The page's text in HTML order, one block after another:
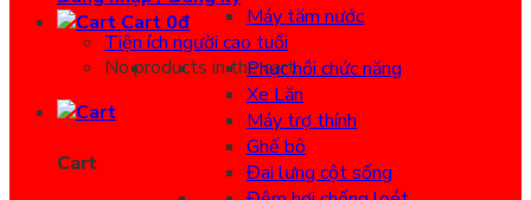
Cart 0đ
No products in the cart.
Cart
Máy tăm nước
Tiện ích người cao tuổi
Phục hồi chức năng
Xe Lăn
Máy trợ thính
Ghế bô
Đai lưng cột sống